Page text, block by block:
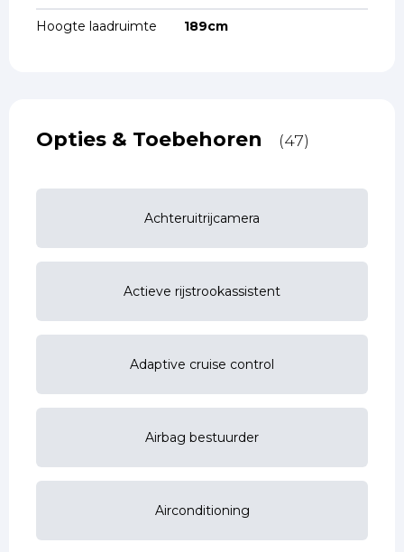
Hoogte laadruimte 189cm
Opties & Toebehoren (47)
Achteruitrijcamera
Actieve rijstrookassistent
Adaptive cruise control
Airbag bestuurder
Airconditioning